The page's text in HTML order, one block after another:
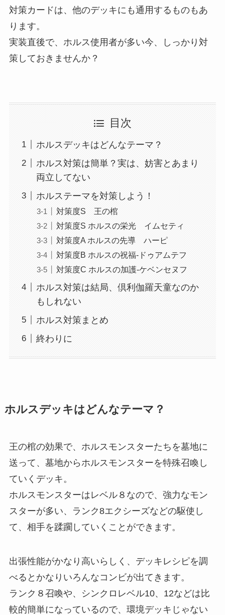
対策カードは、他のデッキにも通用するものもあ
ります。
実装直後で、ホルス使用者が多い今、しっかり対
策しておきませんか？
目次
ホルスデッキはどんなテーマ？
ホルス対策は簡単？実は、妨害とあまり
両立してない
ホルステーマを対策しよう！
対策度S 王の棺
対策度S ホルスの栄光 イムセティ
対策度A ホルスの先導 ハーピ
対策度B ホルスの祝福-ドゥアムテフ
対策度C ホルスの加護-ケベンセヌフ
ホルス対策は結局、倶利伽羅天童なのか
もしれない
ホルス対策まとめ
終わりに
ホルスデッキはどんなテーマ？
王の棺の効果で、ホルスモンスターたちを墓地に
送って、墓地からホルスモンスターを特殊召喚し
ていくデッキ。
ホルスモンスターはレベル８なので、強力なモン
スターが多い、ランク8エクシーズなどの駆使し
て、相手を蹂躙していくことができます。
出張性能がかなり高いらしく、デッキレシピを調
べるとかなりいろんなコンビが出てきます。
ランク８召喚や、シンクロレベル10、12などは比
較的簡単になっているので、環境デッキじゃない